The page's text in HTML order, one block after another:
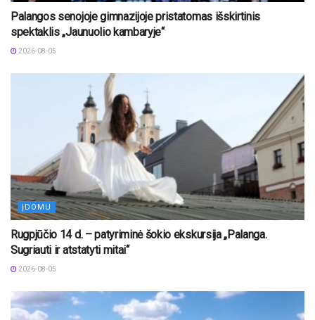
Palangos senojoje gimnazijoje pristatomas išskirtinis
spektaklis „Jaunuolio kambaryje“
2026-08-05
ĮDOMU
Rugpjūčio 14 d. – patyriminė šokio ekskursija „Palanga.
Sugriauti ir atstatyti mitai“
2026-08-05